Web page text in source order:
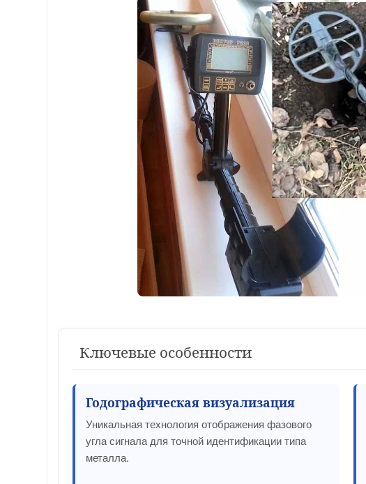
Ключевые особенности
Годографическая визуализация
Уникальная технология отображения фазового
угла сигнала для точной идентификации типа
металла.